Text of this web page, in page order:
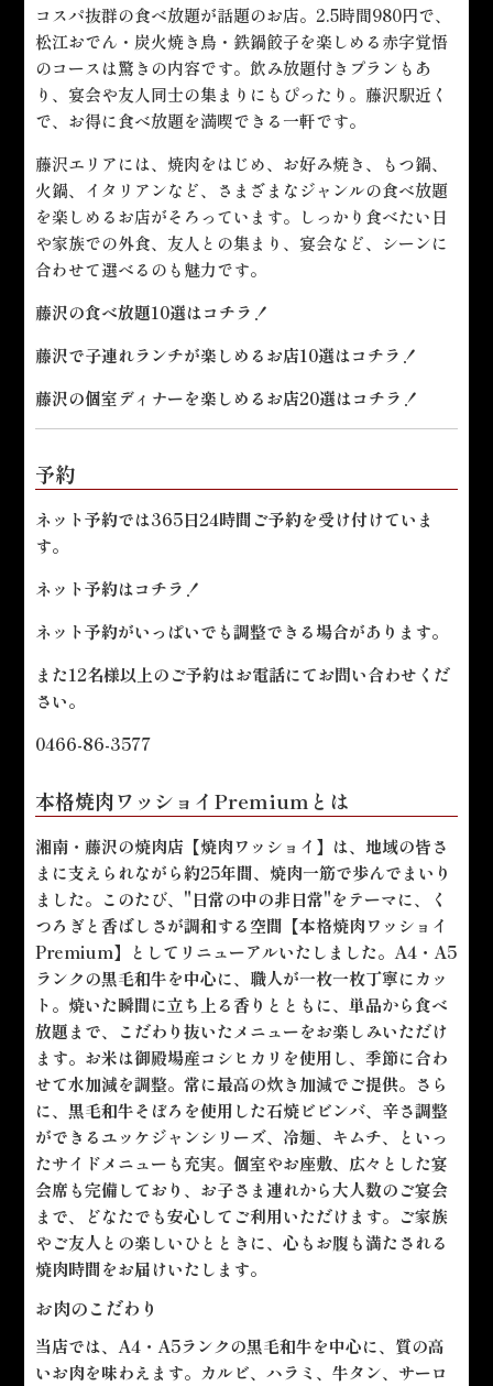
コスパ抜群の食べ放題が話題のお店。2.5時間980円で、
松江おでん・炭火焼き鳥・鉄鍋餃子を楽しめる赤字覚悟
のコースは驚きの内容です。飲み放題付きプランもあ
り、宴会や友人同士の集まりにもぴったり。藤沢駅近く
で、お得に食べ放題を満喫できる一軒です。
藤沢エリアには、焼肉をはじめ、お好み焼き、もつ鍋、
火鍋、イタリアンなど、さまざまなジャンルの食べ放題
を楽しめるお店がそろっています。しっかり食べたい日
や家族での外食、友人との集まり、宴会など、シーンに
合わせて選べるのも魅力です。
藤沢の食べ放題10選はコチラ！
藤沢で子連れランチが楽しめるお店10選はコチラ！
藤沢の個室ディナーを楽しめるお店20選はコチラ！
予約
ネット予約では365日24時間ご予約を受け付けていま
す。
ネット予約はコチラ！
ネット予約がいっぱいでも調整できる場合があります。
また12名様以上のご予約はお電話にてお問い合わせくだ
さい。
0466-86-3577
本格焼肉ワッショイPremiumとは
湘南・藤沢の焼肉店【焼肉ワッショイ】は、地域の皆さ
まに支えられながら約25年間、焼肉一筋で歩んでまいり
ました。このたび、"日常の中の非日常"をテーマに、く
つろぎと香ばしさが調和する空間【本格焼肉ワッショイ
Premium】としてリニューアルいたしました。A4・A5
ランクの黒毛和牛を中心に、職人が一枚一枚丁寧にカッ
ト。焼いた瞬間に立ち上る香りとともに、単品から食べ
放題まで、こだわり抜いたメニューをお楽しみいただけ
ます。お米は御殿場産コシヒカリを使用し、季節に合わ
せて水加減を調整。常に最高の炊き加減でご提供。さら
に、黒毛和牛そぼろを使用した石焼ビビンバ、辛さ調整
ができるユッケジャンシリーズ、冷麺、キムチ、といっ
たサイドメニューも充実。個室やお座敷、広々とした宴
会席も完備しており、お子さま連れから大人数のご宴会
まで、どなたでも安心してご利用いただけます。ご家族
やご友人との楽しいひとときに、心もお腹も満たされる
焼肉時間をお届けいたします。
お肉のこだわり
当店では、A4・A5ランクの黒毛和牛を中心に、質の高
いお肉を味わえます。カルビ、ハラミ、牛タン、サーロ